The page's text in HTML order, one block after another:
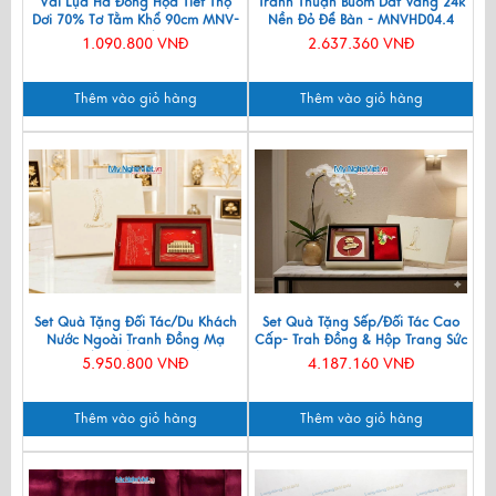
Dơi 70% Tơ Tằm Khổ 90cm MNV-
LTA11/1
1.090.800 VNĐ
Thêm vào giỏ hàng
Nền Đỏ Để Bàn - MNVHD04.4
2.637.360 VNĐ
Thêm vào giỏ hàng
Set Quà Tặng Đối Tác/Du Khách
Nước Ngoài Tranh Đồng Mạ
Vàng 24k & Hộp Trang Sức Sơn
Mài CBQT006/2
5.950.800 VNĐ
Thêm vào giỏ hàng
Set Quà Tặng Sếp/Đối Tác Cao
Cấp- Trah Đồng & Hộp Trang Sức
Sơn Mài CBQT004
4.187.160 VNĐ
Thêm vào giỏ hàng